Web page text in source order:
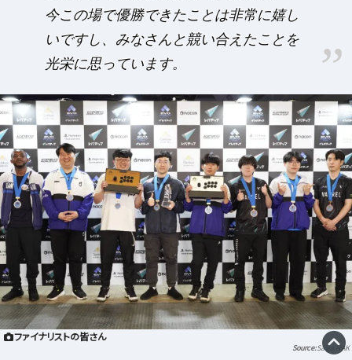
今この場で優勝できたことは非常に嬉し
いですし、みなさんと競い合えたことを
光栄に思っています。
ファイナリストの皆さん
Saiga NAK